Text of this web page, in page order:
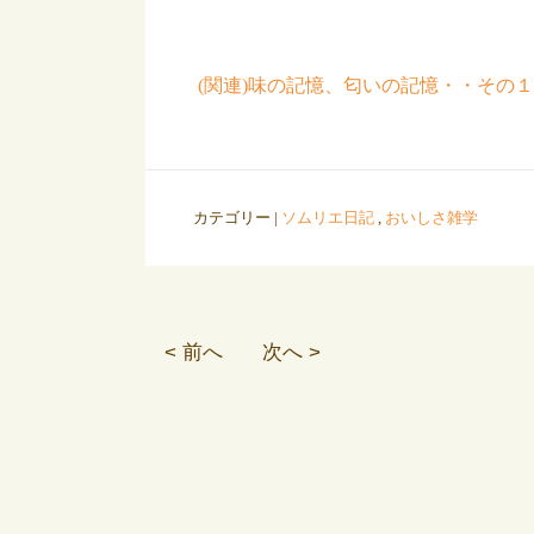
(関連)味の記憶、匂いの記憶・・その１
カテゴリー | ソムリエ日記 , おいしさ雑学
< 前へ 次へ >